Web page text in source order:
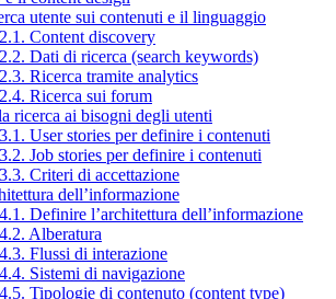
utente sui contenuti e il linguaggio
Content discovery
Dati di ricerca (search keywords)
Ricerca tramite analytics
Ricerca sui forum
ricerca ai bisogni degli utenti
User stories per definire i contenuti
Job stories per definire i contenuti
Criteri di accettazione
dell’informazione
Definire l’architettura dell’informazione
Alberatura
Flussi di interazione
Sistemi di navigazione
Tipologie di contenuto (content type)